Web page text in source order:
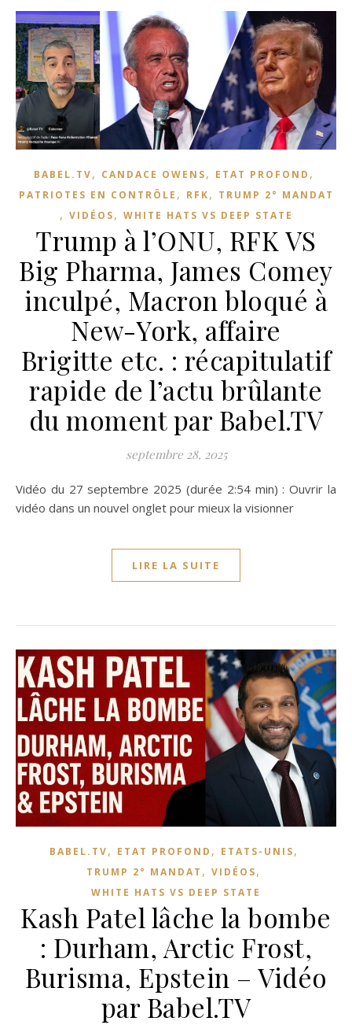
BABEL.TV, CANDACE OWENS, ETAT PROFOND ,
PATRIOTES EN CONTRÔLE , RFK, TRUMP 2° MANDAT
, VIDÉOS, WHITE HATS VS DEEP STATE
Trump à l’ONU, RFK VS
Big Pharma, James Comey
inculpé, Macron bloqué à
New-York, affaire
Brigitte etc. : récapitulatif
rapide de l’actu brûlante
du moment par Babel.TV
septembre 28, 2025
Vidéo du 27 septembre 2025 (durée 2:54 min) : Ouvrir la
vidéo dans un nouvel onglet pour mieux la visionner
LIRE LA SUITE
BABEL.TV, ETAT PROFOND , ETATS-UNIS,
TRUMP 2° MANDAT , VIDÉOS,
WHITE HATS VS DEEP STATE
Kash Patel lâche la bombe
: Durham, Arctic Frost,
Burisma, Epstein – Vidéo
par Babel.TV